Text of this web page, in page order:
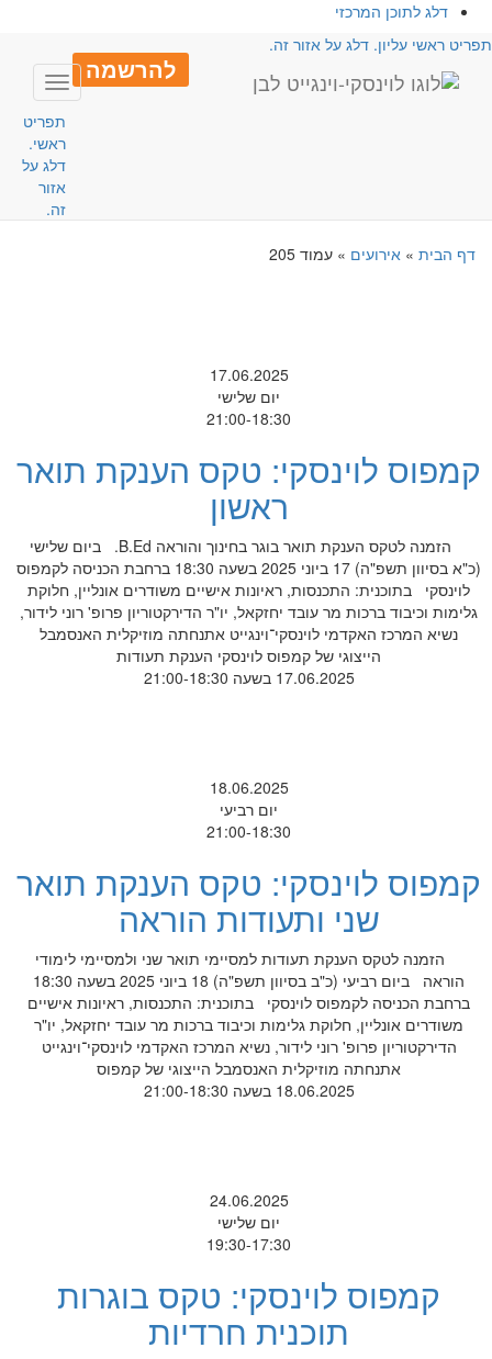
דלג לתוכן המרכזי
ראשי עליון. דלג על אזור זה.
להרשמה
Toggle
תפריט
ראשי.
דלג על
אזור
זה.
דף הבית» אירועים» עמוד 205
17.06.2025
יום שלישי
21:00-18:30
קמפוס לוינסקי: טקס הענקת תואר
ראשון
הזמנה לטקס הענקת תואר בוגר בחינוך והוראה B.Ed. ביום שלישי
(כ"א בסיוון תשפ"ה) 17 ביוני 2025 בשעה 18:30 ברחבת הכניסה לקמפוס
לוינסקי בתוכנית: התכנסות, ראיונות אישיים משודרים אונליין, חלוקת
גלימות וכיבוד ברכות מר עובד יחזקאל, יו"ר הדירקטוריון פרופ' רוני לידור,
נשיא המרכז האקדמי לוינסקי־וינגייט אתנחתה מוזיקלית האנסמבל
הייצוגי של קמפוס לוינסקי הענקת תעודות
17.06.2025 בשעה 21:00-18:30
18.06.2025
יום רביעי
21:00-18:30
קמפוס לוינסקי: טקס הענקת תואר
שני ותעודות הוראה
הזמנה לטקס הענקת תעודות למסיימי תואר שני ולמסיימי לימודי
הוראה ביום רביעי (כ"ב בסיוון תשפ"ה) 18 ביוני 2025 בשעה 18:30
ברחבת הכניסה לקמפוס לוינסקי בתוכנית: התכנסות, ראיונות אישיים
משודרים אונליין, חלוקת גלימות וכיבוד ברכות מר עובד יחזקאל, יו"ר
הדירקטוריון פרופ' רוני לידור, נשיא המרכז האקדמי לוינסקי־וינגייט
אתנחתה מוזיקלית האנסמבל הייצוגי של קמפוס
18.06.2025 בשעה 21:00-18:30
24.06.2025
יום שלישי
19:30-17:30
קמפוס לוינסקי: טקס בוגרות
תוכנית חרדיות